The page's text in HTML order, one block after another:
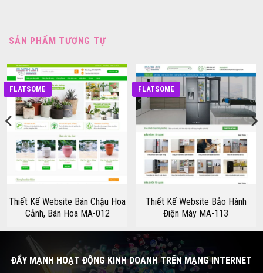
SẢN PHẨM TƯƠNG TỰ
FLATSOME
Thiết Kế Website Bán Chậu Hoa
Cảnh, Bán Hoa MA-012
FLATSOME
Thiết Kế Website Bảo Hành
Điện Máy MA-113
ĐẨY MẠNH HOẠT ĐỘNG KINH DOANH TRÊN MẠNG INTERNET